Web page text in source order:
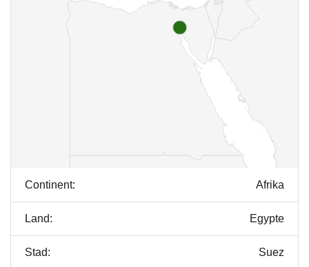
Continent: Afrika
Land: Egypte
Stad: Suez